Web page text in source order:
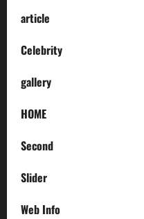
article
Celebrity
gallery
HOME
Second
Slider
Web Info